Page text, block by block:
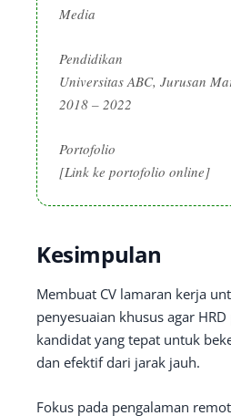
Media
Pendidikan
Universitas ABC, Jurusan
2018 – 2022
Portofolio
[Link ke portofolio online]
Kesimpulan
Membuat CV lamaran kerja
penyesuaian khusus agar
kandidat yang tepat untuk
dan efektif dari jarak jauh.
Fokus pada pengalaman